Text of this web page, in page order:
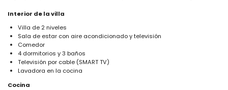
Interior de la villa
Villa de 2 niveles
Sala de estar con aire acondicionado y televisión
Comedor
4 dormitorios y 3 baños
Televisión por cable (SMART TV)
Lavadora en la cocina
Cocina